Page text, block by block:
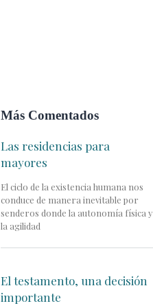
Más Comentados
Las residencias para
mayores
El ciclo de la existencia humana nos
conduce de manera inevitable por
senderos donde la autonomía física y
la agilidad
El testamento, una decisión
importante